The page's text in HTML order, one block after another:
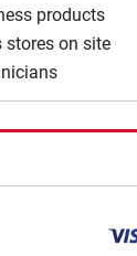
products
stores on site